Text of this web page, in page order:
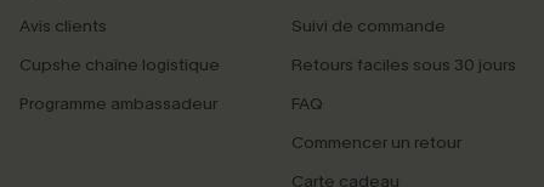
Avis clients
Cupshe chaîne logistique
Programme ambassadeur
Suivi de commande
Retours faciles sous 30 jours
FAQ
Commencer un retour
Carte cadeau